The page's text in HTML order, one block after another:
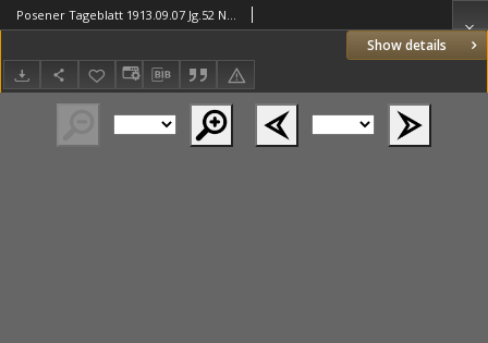
Show details
Posener Tageblatt 1913.09.07 Jg.52 Nr419